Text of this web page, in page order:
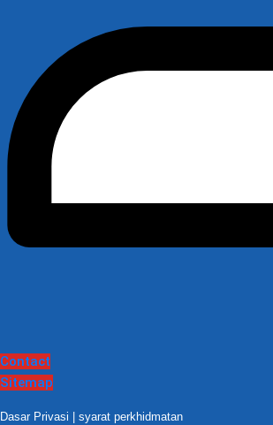
Contact
Sitemap
Dasar Privasi syarat perkhidmatan